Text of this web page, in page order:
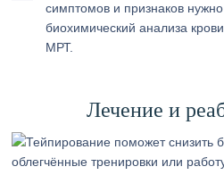
симптомов и признаков
биохимический анализа
МРТ.
Лечение и